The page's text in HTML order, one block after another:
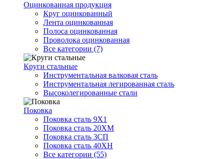
Оцинкованная продукция
Круг оцинкованный
Лента оцинкованная
Полоса оцинкованная
Проволока оцинкованная
Все категории (7)
Круги стальные
Инструментальная валковая сталь
Инструментальная легированная сталь
Высоколегированные стали
Поковка
Поковка сталь 9Х1
Поковка сталь 20ХМ
Поковка сталь 3СП
Поковка сталь 40ХН
Все категории (55)